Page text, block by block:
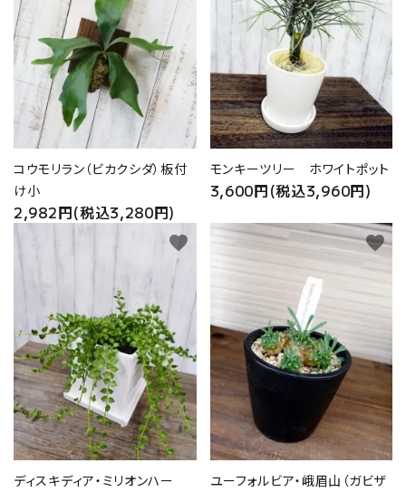
コウモリラン（ビカクシダ）板付
け小
2,982円(税込3,280円)
モンキーツリー ホワイトポット
3,600円(税込3,960円)
ディスキディア・ミリオンハー
favorite
ユーフォルビア・峨眉山（ガビザ
favorite